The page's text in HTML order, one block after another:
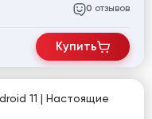
0 отзывов
Купить
11 | Настоящие